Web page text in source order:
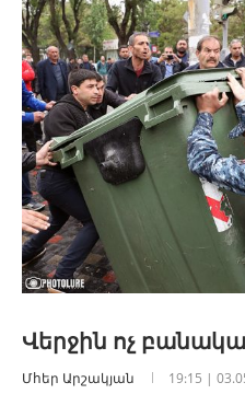
Վերջին ոչ
Մհեր Արշակյան 19:15 |